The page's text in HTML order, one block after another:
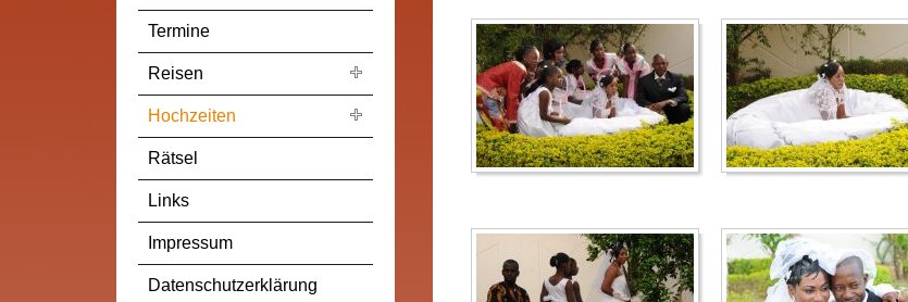
Termine
Reisen
Hochzeiten
Rätsel
Links
Impressum
Datenschutzerklärung